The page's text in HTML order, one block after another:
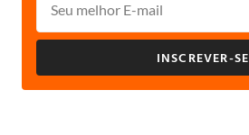
INSCREVER-SE